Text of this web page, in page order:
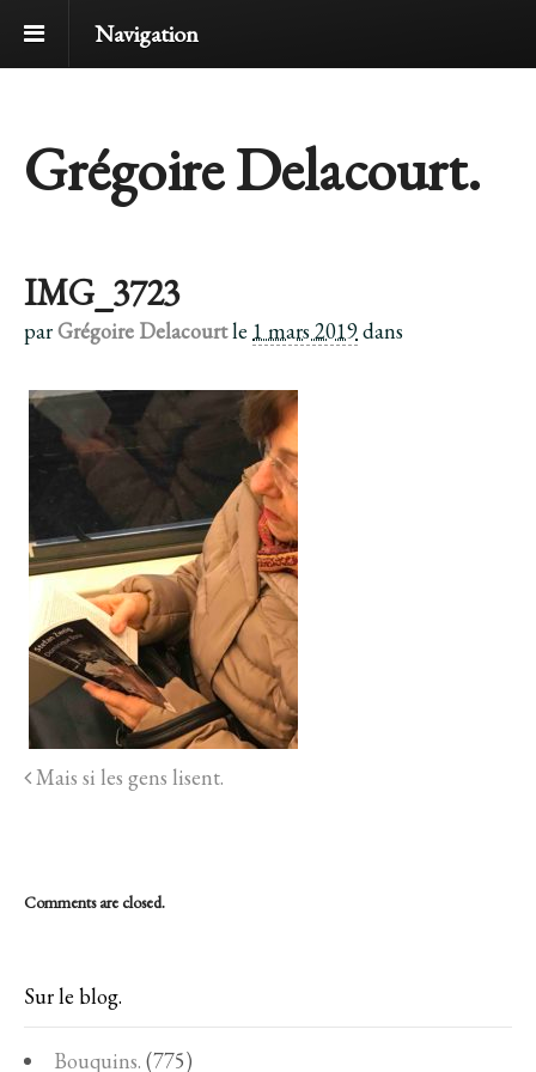
Navigation
Grégoire Delacourt.
IMG_3723
parGrégoire Delacourtle 1 mars 2019dans
Mais si les gens lisent.
Comments are closed.
Sur le blog.
Bouquins. (775)